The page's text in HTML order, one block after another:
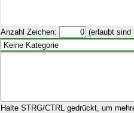
Anzahl Zeichen: (erlaubt sind
Halte STRG/CTRL gedrückt, um